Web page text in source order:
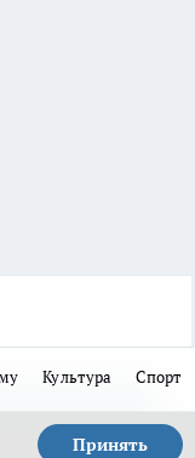
Культура Спорт
Принять